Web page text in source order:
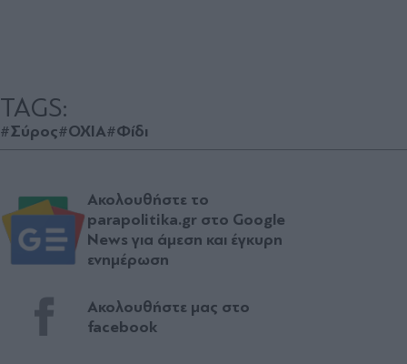
TAGS:
#Σύρος#ΟΧΙΑ#Φίδι
Ακολουθήστε το
parapolitika.gr στο Google
News για άμεση και έγκυρη
ενημέρωση
Ακολουθήστε μας στο
facebook